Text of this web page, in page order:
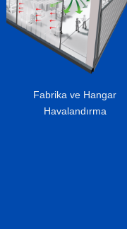
Otopark Havalandırma